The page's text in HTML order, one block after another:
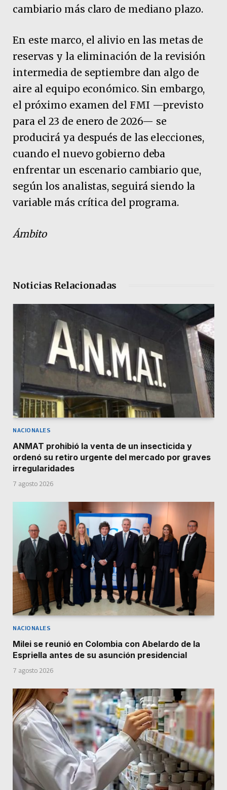
cambiario más claro de mediano plazo.
En este marco, el alivio en las metas de
reservas y la eliminación de la revisión
intermedia de septiembre dan algo de
aire al equipo económico. Sin embargo,
el próximo examen del FMI —previsto
para el 23 de enero de 2026— se
producirá ya después de las elecciones,
cuando el nuevo gobierno deba
enfrentar un escenario cambiario que,
según los analistas, seguirá siendo la
variable más crítica del programa.
Ámbito
Noticias Relacionadas
NACIONALES
ANMAT prohibió la venta de un insecticida y
ordenó su retiro urgente del mercado por graves
irregularidades
7 agosto 2026
NACIONALES
Milei se reunió en Colombia con Abelardo de la
Espriella antes de su asunción presidencial
7 agosto 2026